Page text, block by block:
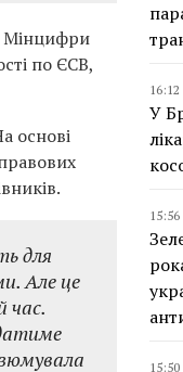
Мінцифри
по ЄСВ,
основі
для
Але це
час.
У